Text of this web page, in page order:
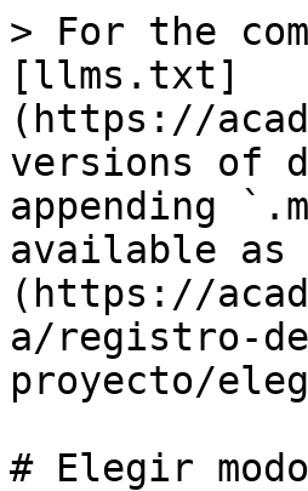
> For the
[llms.txt]
(https://
versions of
appending
available as
(https://
a/registro-
proyecto/
# Elegir